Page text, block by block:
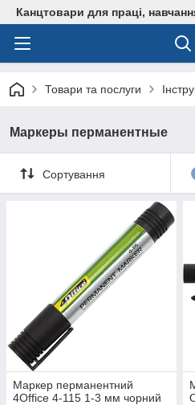
Канцтовари для працi,
Товари та послуги
Маркеры перманентные
Сортування
Маркер перманентний
4Office 4-115 1-3 мм чорний